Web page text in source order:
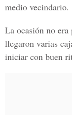
medio vecindario.
La ocasión no era
llegaron varias
iniciar con buen